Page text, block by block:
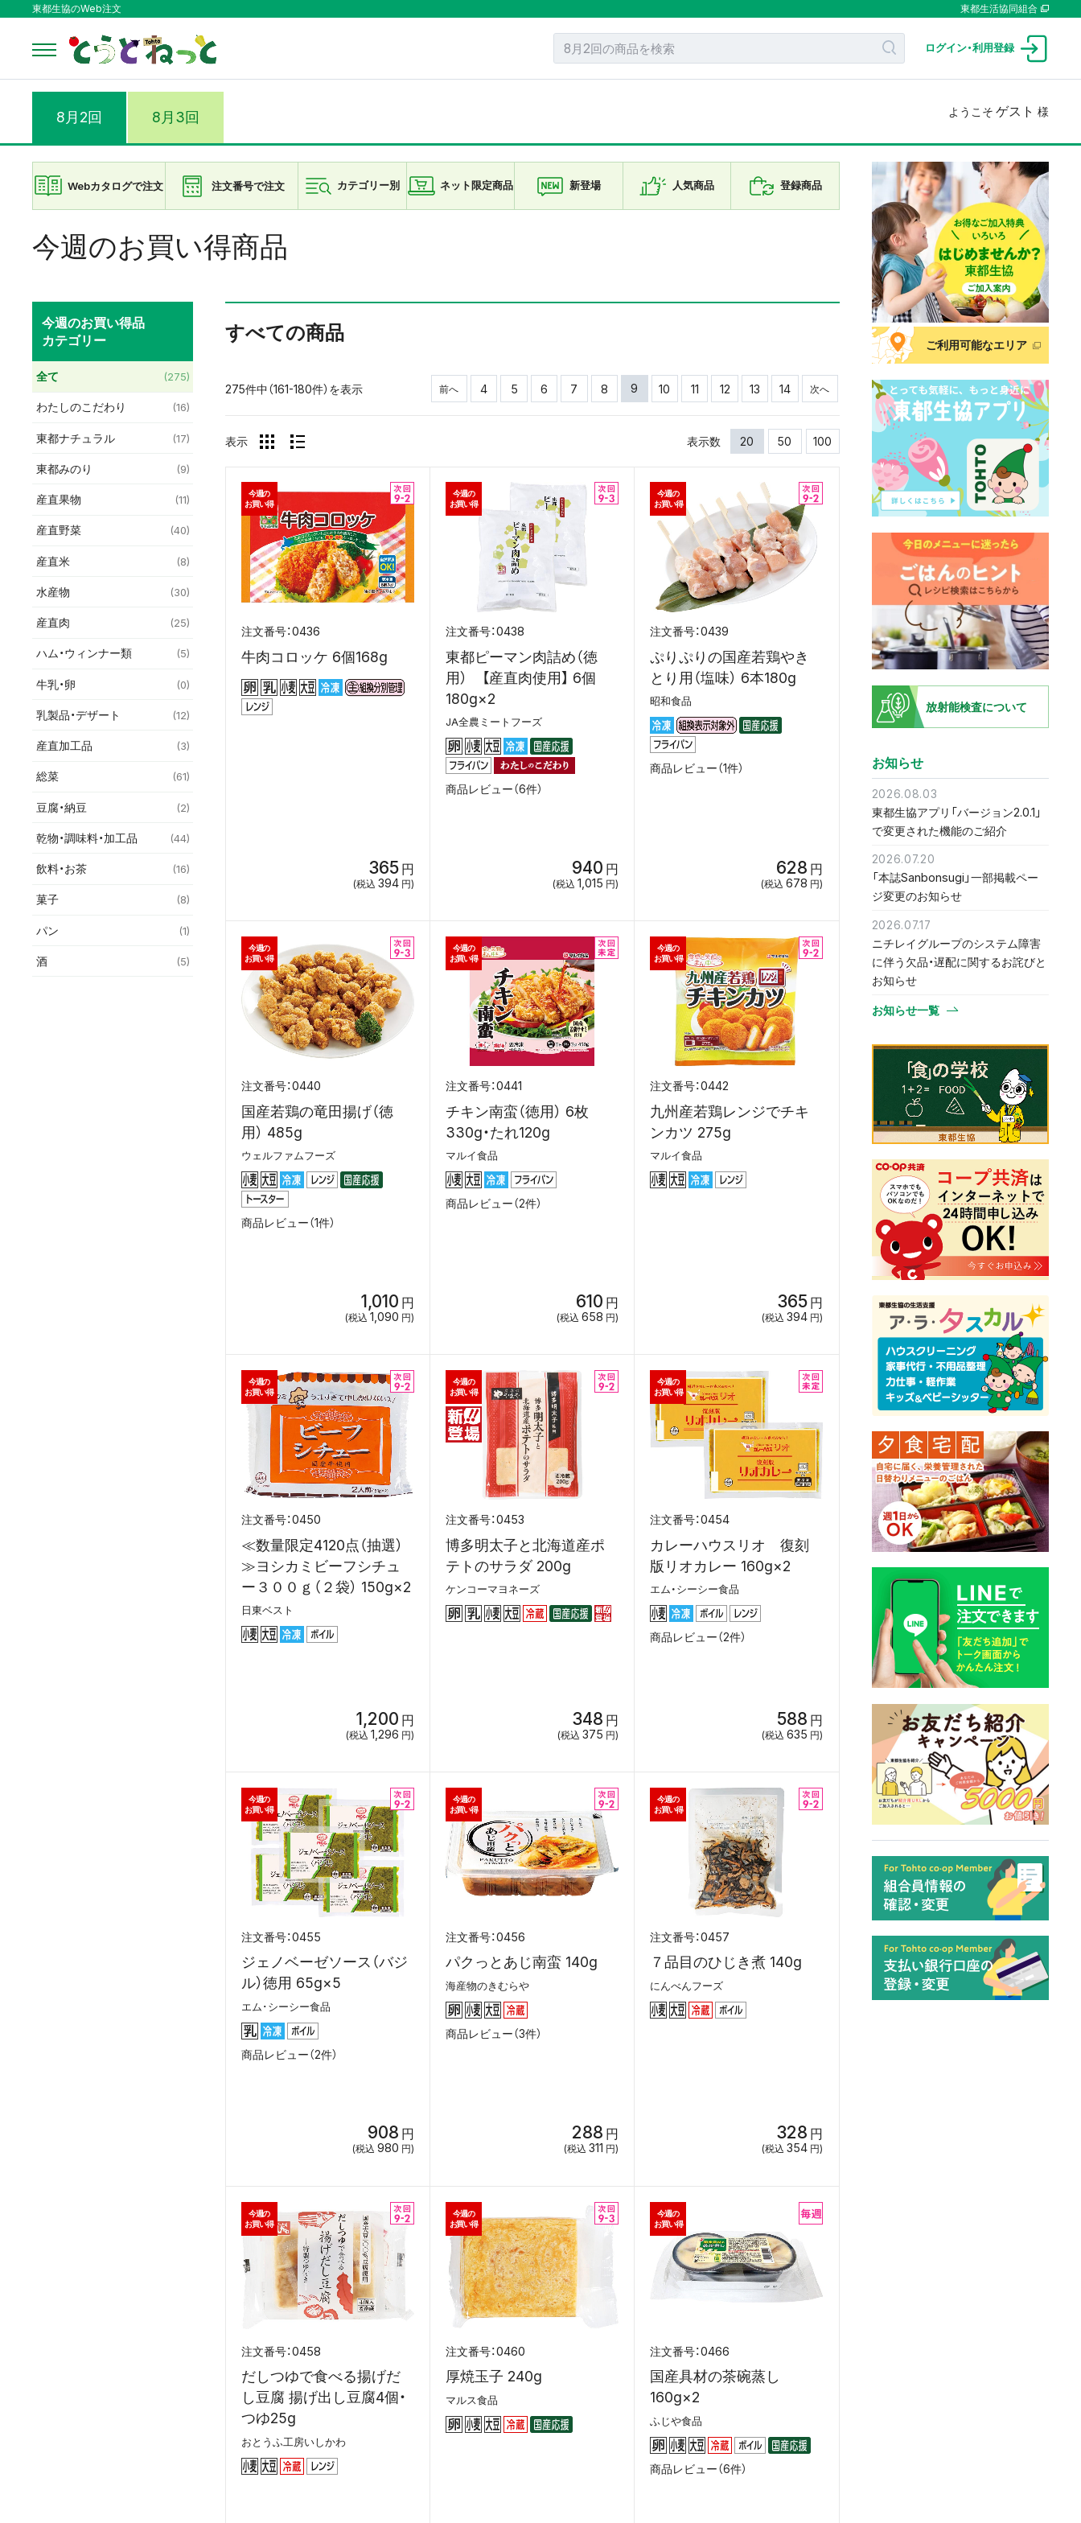
東都生協のWeb注文 東都生活協同組合
ログイン・利用登録
8月2回 8月3回 ようこそ ゲスト 様
Webカタログで注文 注文番号で注文 カテゴリー別 ネット限定商品 新登場 人気商品 登録商品
今週のお買い得商品
今週のお買い得品
カテゴリー
全て (275)
わたしのこだわり (16)
東都ナチュラル (17)
東都みのり (9)
産直果物 (11)
産直野菜 (40)
産直米 (8)
水産物 (30)
産直肉 (25)
ハム・ウィンナー類 (5)
牛乳・卵 (0)
乳製品・デザート (12)
産直加工品 (3)
総菜 (61)
豆腐・納豆 (2)
乾物・調味料・加工品 (44)
飲料・お茶 (16)
菓子 (8)
パン (1)
酒 (5)
すべての商品
275件中（161-180件）を表示 前へ 4 5 6 7 8 9 10 11 12 13 14 次へ
表示 表示数 20 50 100
0436
牛肉コロッケ 6個168g
今週の
お買い得
365 円
(税込 394 円)
0438
東都ピーマン肉詰め（徳
用） 【産直肉使用】 6個
180g×2
JA全農ミートフーズ
今週の
お買い得
商品レビュー（6件）
940 円
(税込 1,015 円)
0439
ぷりぷりの国産若鶏やき
とり用（塩味） 6本180g
昭和食品
今週の
お買い得
商品レビュー（1件）
628 円
(税込 678 円)
0440
国産若鶏の竜田揚げ（徳
用） 485g
ウェルファムフーズ
今週の
お買い得
商品レビュー（1件）
1,010 円
(税込 1,090 円)
0441
チキン南蛮（徳用） 6枚
330g・たれ120g
マルイ食品
今週の
お買い得
商品レビュー（2件）
610 円
(税込 658 円)
0442
九州産若鶏レンジでチキ
ンカツ 275g
マルイ食品
今週の
お買い得
365 円
(税込 394 円)
0450
≪数量限定4120点（抽選）
≫ヨシカミビーフシチュ
ー３００ｇ（２袋） 150g×2
日東ベスト
今週の
お買い得
1,200 円
(税込 1,296 円)
0453
博多明太子と北海道産ポ
テトのサラダ 200g
ケンコーマヨネーズ
今週の
お買い得
348 円
(税込 375 円)
0454
カレーハウスリオ 復刻
版リオカレー 160g×2
エム・シーシー食品
今週の
お買い得
商品レビュー（2件）
588 円
(税込 635 円)
0455
ジェノベーゼソース（バジ
ル）徳用 65g×5
エム･シーシー食品
今週の
お買い得
商品レビュー（2件）
908 円
(税込 980 円)
0456
パクっとあじ南蛮 140g
海産物のきむらや
今週の
お買い得
商品レビュー（3件）
288 円
(税込 311 円)
0457
７品目のひじき煮 140g
にんべんフーズ
今週の
お買い得
328 円
(税込 354 円)
0458
だしつゆで食べる揚げだ
し豆腐 揚げ出し豆腐4個・
つゆ25g
おとうふ工房いしかわ
今週の
お買い得
0460
厚焼玉子 240g
マルス食品
今週の
お買い得
0466
国産具材の茶碗蒸し
160g×2
ふじや食品
今週の
お買い得
商品レビュー（6件）
ご利用可能なエリア
放射能検査について
お知らせ
2026.08.03
東都生協アプリ「バージョン2.0.1」
で変更された機能のご紹介
2026.07.20
「本誌Sanbonsugi」一部掲載ペー
ジ変更のお知らせ
2026.07.17
ニチレイグループのシステム障害
に伴う欠品・遅配に関するお詫びと
お知らせ
お知らせ一覧